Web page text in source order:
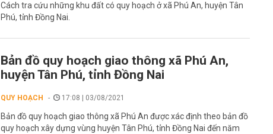
Cách tra cứu những khu đất có quy hoạch ở xã Phú An, huyện Tân
Phú, tỉnh Đồng Nai.
Bản đồ quy hoạch giao thông xã Phú An,
huyện Tân Phú, tỉnh Đồng Nai
QUY HOẠCH 17:08 | 03/08/2021
Bản đồ quy hoạch giao thông xã Phú An được xác định theo bản đồ
quy hoạch xây dựng vùng huyện Tân Phú, tỉnh Đồng Nai đến năm